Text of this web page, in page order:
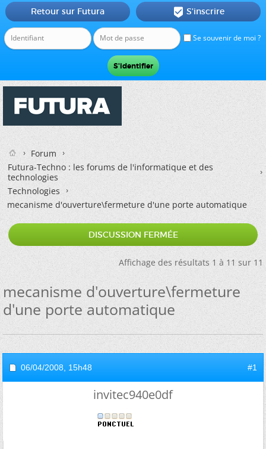
Se souvenir de moi ?
Retour sur Futura  S'inscrire
Forum
Futura-Techno : les forums de l'informatique et des
technologies
Technologies
mecanisme d'ouverture\fermeture d'une porte automatique
DISCUSSION FERMÉE
Affichage des résultats 1 à 11 sur 11
mecanisme d'ouverture\fermeture
d'une porte automatique
06/04/2008, 15h48 #1
invitec940e0df